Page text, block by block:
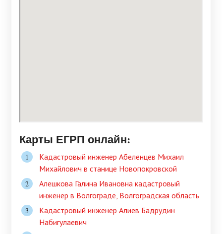
Карты ЕГРП онлайн:
Кадастровый инженер Абеленцев Михаил
Михайлович в станице Новопокровской
Алешкова Галина Ивановна кадастровый
инженер в Волгограде, Волгоградская область
Кадастровый инженер Алиев Бадрудин
Набигулаевич